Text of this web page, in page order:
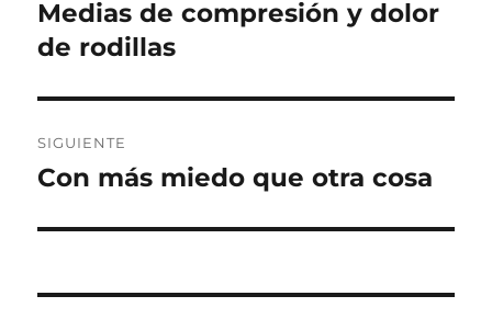
entradas
Entrada
anterior:
Medias de compresión y dolor
de rodillas
SIGUIENTE
Entrada
Con más miedo que otra cosa